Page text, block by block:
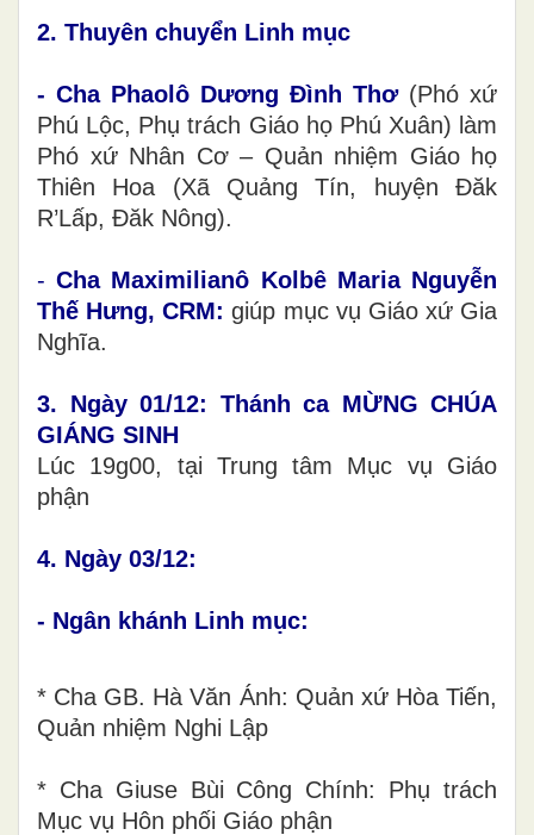
2. Thuyên chuyển Linh mục
- Cha Phaolô Dương Đình Thơ (Phó xứ
Phú Lộc, Phụ trách Giáo họ Phú Xuân) làm
Phó xứ Nhân Cơ – Quản nhiệm Giáo họ
Thiên Hoa (Xã Quảng Tín, huyện Đăk
R’Lấp, Đăk Nông).
-Cha Maximilianô Kolbê Maria Nguyễn
Thế Hưng, CRM:giúp mục vụ Giáo xứ Gia
Nghĩa.
3. Ngày 01/12: Thánh ca MỪNG CHÚA
GIÁNG SINH
Lúc 19g00, tại Trung tâm Mục vụ Giáo
phận
4. Ngày 03/12:
- Ngân khánh Linh mục:
* Cha GB. Hà Văn Ánh: Quản xứ Hòa Tiến,
Quản nhiệm Nghi Lập
* Cha Giuse Bùi Công Chính: Phụ trách
Mục vụ Hôn phối Giáo phận